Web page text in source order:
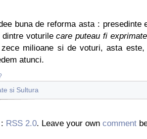
buna de reforma asta : presedinte
dintre voturilecare puteau fi
milioane si de voturi, asta
atunci.
si Sultura
RSS 2.0. Leave your own comment